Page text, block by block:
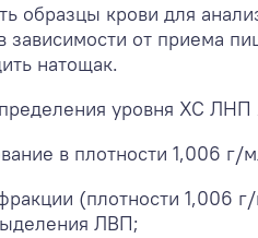
образцы крови для
зависимости от приема
натощак.
уровня ХС ЛНП
в плотности 1,006
(плотности 1,006
ЛВП;